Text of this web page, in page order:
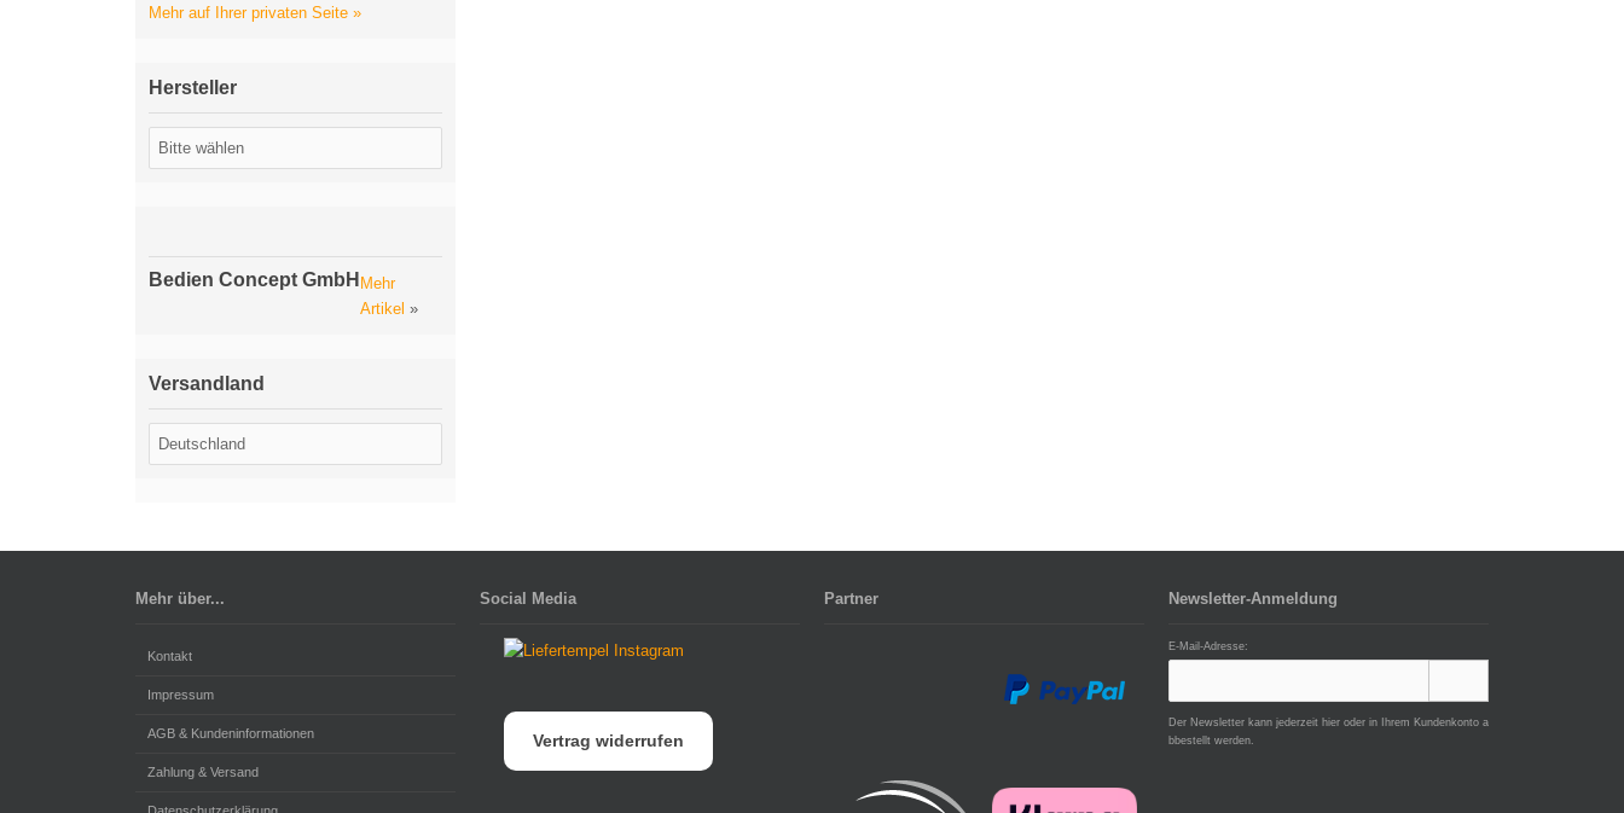
Mehr auf Ihrer privaten Seite »
Hersteller
Bedien Concept GmbH Mehr
Artikel »
Versandland
Mehr über...
Kontakt
Impressum
AGB & Kundeninformationen
Zahlung & Versand
Social Media
Vertrag widerrufen
Partner Newsletter-Anmeldung
E-Mail-Adresse:
Der Newsletter kann jederzeit hier oder in Ihrem Kundenkonto a
bbestellt werden.